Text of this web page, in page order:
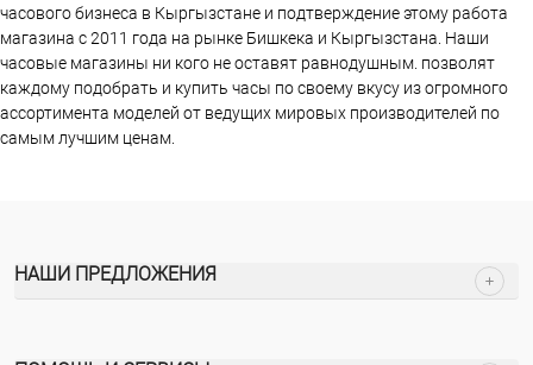
часового бизнеса в Кыргызстане и подтверждение этому работа
магазина c 2011 года на рынке Бишкека и Кыргызстана. Наши
часовые магазины ни кого не оставят равнодушным. позволят
каждому подобрать и купить часы по своему вкусу из огромного
ассортимента моделей от ведущих мировых производителей по
самым лучшим ценам.
НАШИ ПРЕДЛОЖЕНИЯ